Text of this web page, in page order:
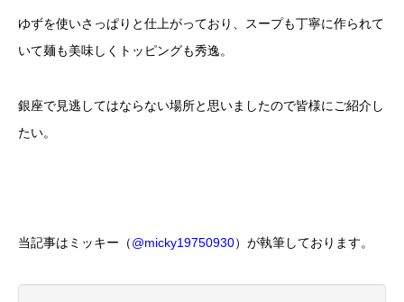
ゆずを使いさっぱりと仕上がっており、スープも丁寧に作られて
いて麺も美味しくトッピングも秀逸。
銀座で見逃してはならない場所と思いましたので皆様にご紹介し
たい。
当記事はミッキー（@micky19750930）が執筆しております。